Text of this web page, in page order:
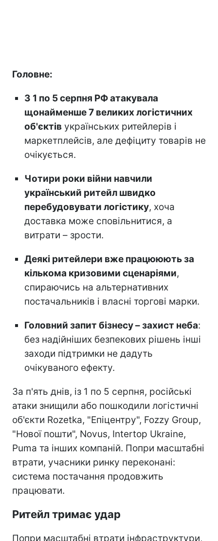
Головне:
З 1 по 5 серпня РФ атакувала
щонайменше 7 великих логістичних
об'єктів українських ритейлерів і
маркетплейсів, але дефіциту товарів не
очікується.
Чотири роки війни навчили
український ритейл швидко
перебудовувати логістику, хоча
доставка може сповільнитися, а
витрати – зрости.
Деякі ритейлери вже працююють за
кількома кризовими сценаріями,
спираючись на альтернативних
постачальників і власні торгові марки.
Головний запит бізнесу – захист неба:
без надійніших безпекових рішень інші
заходи підтримки не дадуть
очікуваного ефекту.
За п'ять днів, із 1 по 5 серпня, російські
атаки знищили або пошкодили логістичні
об'єкти Rozetka, "Епіцентру", Fozzy Group,
"Нової пошти", Novus, Intertop Ukraine,
Puma та інших компаній. Попри масштабні
втрати, учасники ринку переконані:
система постачання продовжить
працювати.
Ритейл тримає удар
Попри масштабні втрати інфраструктури,